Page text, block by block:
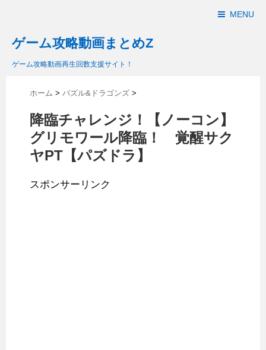
MENU
ゲーム攻略動画まとめZ
ゲーム攻略動画再生回数支援サイト！
ホーム > パズル&ドラゴンズ >
降臨チャレンジ！【ノーコン】
グリモワール降臨！ 覚醒サク
ヤPT【パズドラ】
スポンサーリンク